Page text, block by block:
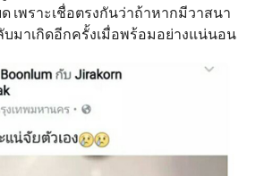
เพราะเชื่อตรงกันว่าถ้าหากมีวาสนา
มาเกิดอีกครั้งเมื่อพร้อมอย่างแน่นอน